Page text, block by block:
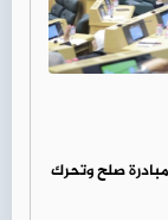
صلح وتحرك